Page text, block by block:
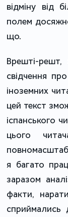
відміну від
полем
що.
Врешті-
свідчення
іноземних
цей текст
іспанського
цього
я багато
заразом
факти,
сприймались